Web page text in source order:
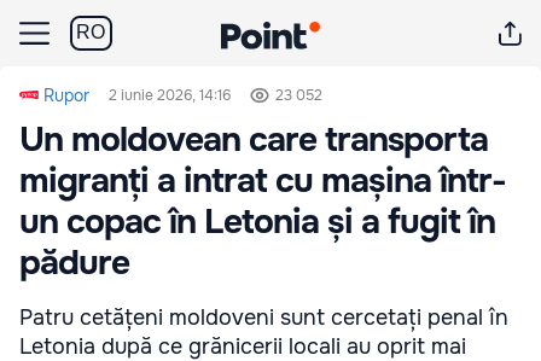
RO
Rupor 2 iunie 2026, 14:16 23 052
Un moldovean care transporta
migranți a intrat cu mașina într-
un copac în Letonia și a fugit în
pădure
Patru cetățeni moldoveni sunt cercetați penal în
Letonia după ce grănicerii locali au oprit mai